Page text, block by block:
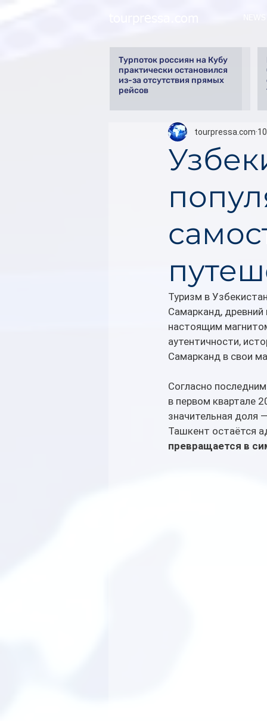
Турпоток россиян на Кубу
практически остановился
из-за отсутствия прямых
рейсов
tourpressa.com
Туризм в
Самарканд, древний
настоящим
аутентичности,
Самарканд в свои
Согласно
в первом квартале
значительная доля
Ташкент остаётся
превращается в